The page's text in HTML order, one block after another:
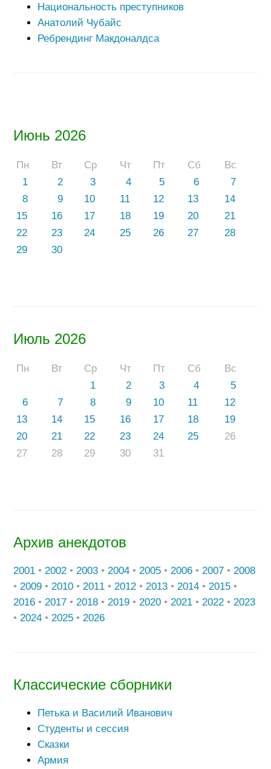
Июнь 2026
Пн Вт Ср Чт Пт Сб
Вс
1
2 3 4 5 6
7
8
9 10 11 12 13
14
15
16 17 18 19 20
21
22
23 24 25 26 27
28
29
30
Июль 2026
Пн Вт Ср Чт Пт Сб
Вс
1
2 3 4
5
6
7 8 9 10 11
12
13
14 15 16 17 18
19
20
21 22 23 24 25
26
27
28 29 30 31
Архив анекдотов
2001 • 2002 • 2003 • 2004 • 2005 • 2006 • 2007 • 2008
• 2009 • 2010 • 2011 • 2012 • 2013 • 2014 • 2015 •
2016 • 2017 • 2018 • 2019 • 2020 • 2021 • 2022 • 2023
• 2024 • 2025 • 2026
Классические сборники
Петька и Василий Иванович
Студенты и сессия
Сказки
Армия
Национальность преступников
Анатолий Чубайс
Ребрендинг Макдоналдса